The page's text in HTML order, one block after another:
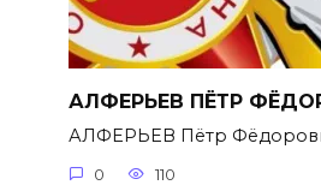
АЛФЕРЬЕВ ПЁТР
АЛФЕРЬЕВ Пётр
0 110